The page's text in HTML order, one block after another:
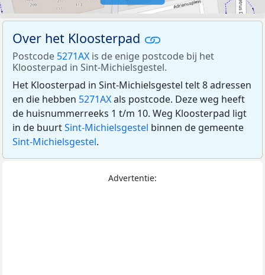
Over het Kloosterpad
Postcode 5271AX is de enige postcode bij het
Kloosterpad in Sint-Michielsgestel.
Het Kloosterpad in Sint-Michielsgestel telt 8 adressen
en die hebben 5271AXals postcode. Deze weg heeft
de huisnummerreeks 1 t/m 10. Weg Kloosterpad ligt
in de buurtSint-Michielsgestel binnen de gemeente
Sint-Michielsgestel.
Advertentie: